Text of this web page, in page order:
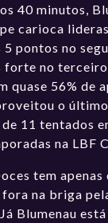
40 minutos,
carioca
5 pontos no
forte no
quase 56% de
o
11 tentados
na LBF
tem
na briga
Blumenau